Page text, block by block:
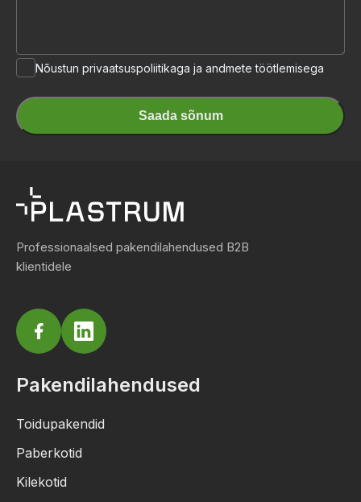
Tingimused
Nõustun privaatsuspoliitikaga ja andmete töötlemisega
Saada sõnum
Professionaalsed pakendilahendused B2B
klientidele
Pakendilahendused
Toidupakendid
Paberkotid
Kilekotid